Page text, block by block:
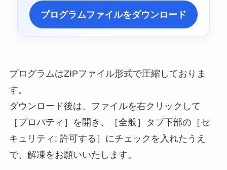
プログラムファイルをダウンロード
プログラムはZIPファイル形式で圧縮しておりま
す。
ダウンロード後は、ファイルを右クリックして
［プロパティ］を開き、［全般］タブ下部の［セ
キュリティ: 許可する］にチェックを入れたうえ
で、解凍をお願いいたします。